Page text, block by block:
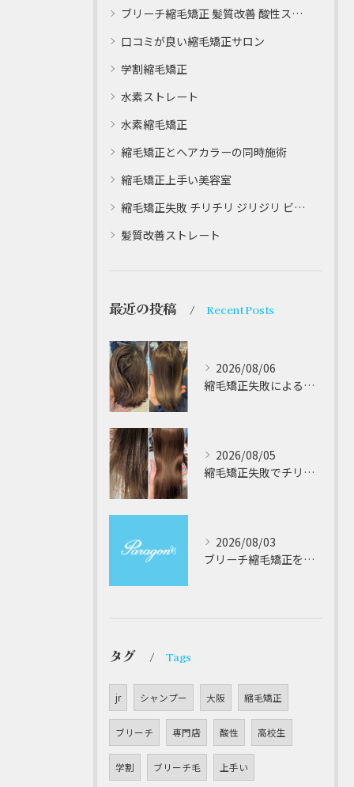
ブリーチ縮毛矯正 髪質改善 酸性ストレート
口コミが良い縮毛矯正サロン
学割縮毛矯正
水素ストレート
水素縮毛矯正
縮毛矯正とヘアカラーの同時施術
縮毛矯正上手い美容室
縮毛矯正失敗 チリチリ ジリジリ ビビり直し専門
髪質改善ストレート
最近の投稿 Recent Posts
2026/08/06
縮毛矯正失敗によるチリチリやジリジリ髪のビビり直し専門が解説する本当に効く修復策
2026/08/05
縮毛矯正失敗でチリチリジリジリの髪をビビり直し専門が丁寧に修復する方法解説
2026/08/03
ブリーチ縮毛矯正を安全に受けるための大阪府対応サロン選びと髪質改善のポイント
タグ Tags
jr シャンプー 大阪 縮毛矯正
ブリーチ 専門店 酸性 高校生
学割 ブリーチ毛 上手い